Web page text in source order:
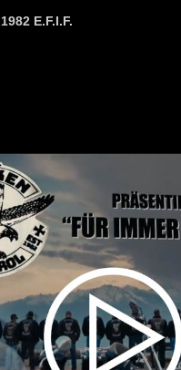
E.F.I.F.